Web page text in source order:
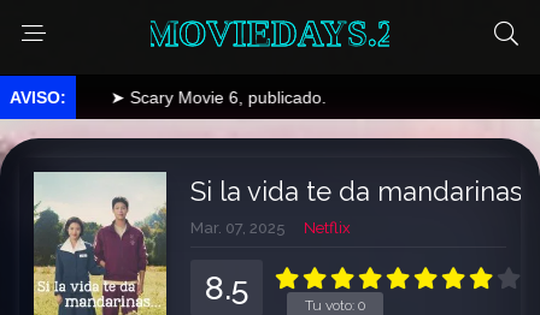
MOVIEDAYS.2
➤ Scary Movie 6, publicado.
Si la vida te da mandarinas…
Mar. 07, 2025 Netflix
Tu voto: 0
8.5